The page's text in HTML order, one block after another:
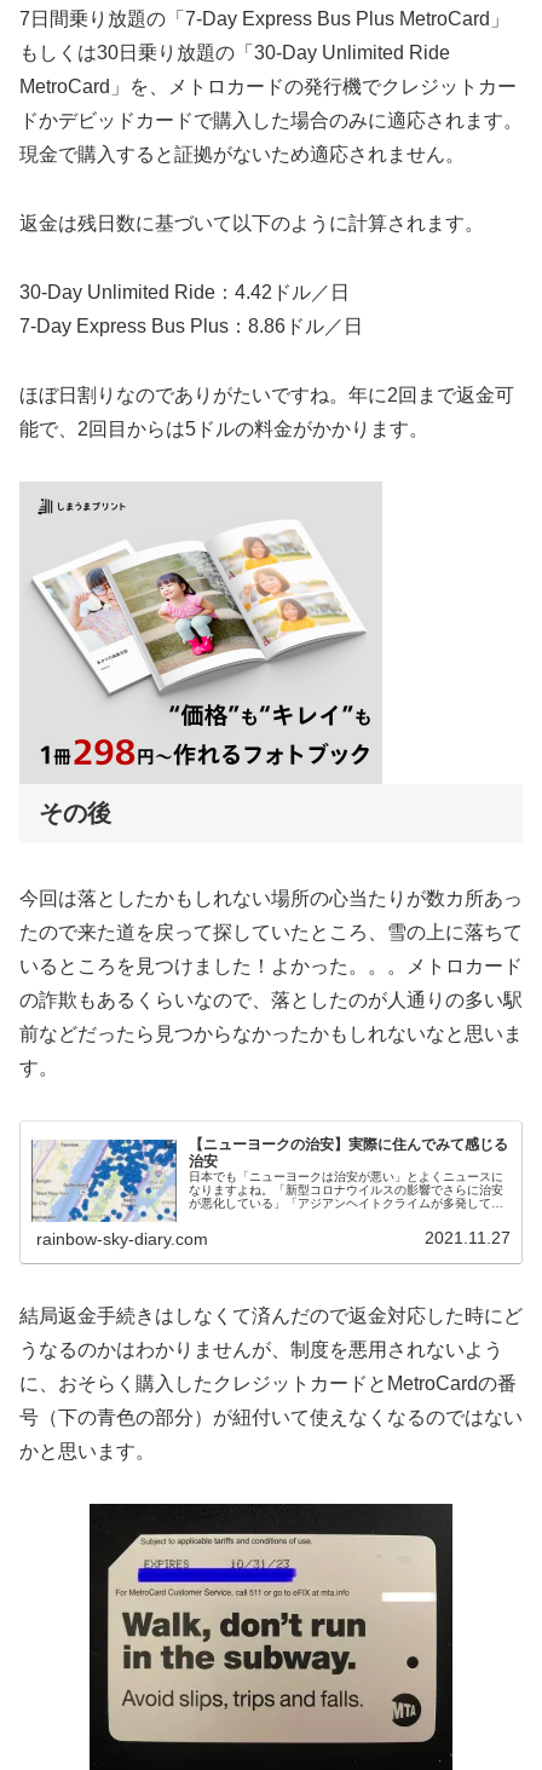
7日間乗り放題の「7-Day Express Bus Plus MetroCard」
もしくは30日乗り放題の「30-Day Unlimited Ride
MetroCard」を、メトロカードの発行機でクレジットカー
ドかデビッドカードで購入した場合のみに適応されます。
現金で購入すると証拠がないため適応されません。
返金は残日数に基づいて以下のように計算されます。
30-Day Unlimited Ride：4.42ドル／日
7-Day Express Bus Plus：8.86ドル／日
ほぼ日割りなのでありがたいですね。年に2回まで返金可
能で、2回目からは5ドルの料金がかかります。
その後
今回は落としたかもしれない場所の心当たりが数カ所あっ
たので来た道を戻って探していたところ、雪の上に落ちて
いるところを見つけました！よかった。。。メトロカード
の詐欺もあるくらいなので、落としたのが人通りの多い駅
前などだったら見つからなかったかもしれないなと思いま
す。
【ニューヨークの治安】実際に住んでみて感じる
治安
日本でも「ニューヨークは治安が悪い」とよくニュースに
なりますよね。「新型コロナウイルスの影響でさらに治安
が悪化している」「アジアンヘイトクライムが多発してい
に来る前は本当に心配でした。実際ニューヨークに来てみ
て感じる治安についてご紹介します。
rainbow-sky-diary.com 2021.11.27
結局返金手続きはしなくて済んだので返金対応した時にど
うなるのかはわかりませんが、制度を悪用されないよう
に、おそらく購入したクレジットカードとMetroCardの番
号（下の青色の部分）が紐付いて使えなくなるのではない
かと思います。